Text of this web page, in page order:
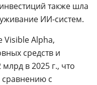
также шла
ИИ-систем.
Alpha,
средств и
в 2025 г., что
сравнению с